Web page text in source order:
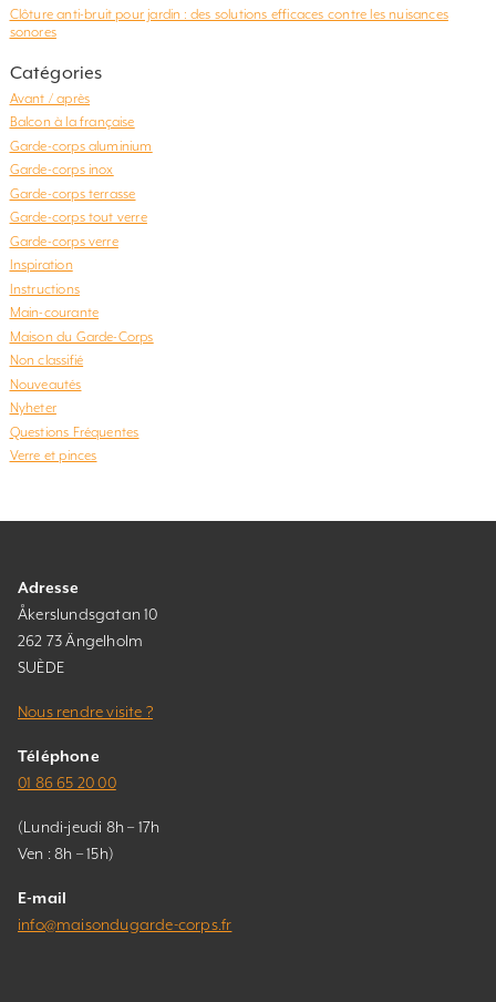
Clôture anti-bruit pour jardin : des solutions efficaces contre les nuisances
sonores
Catégories
Avant / après
Balcon à la française
Garde-corps aluminium
Garde-corps inox
Garde-corps terrasse
Garde-corps tout verre
Garde-corps verre
Inspiration
Instructions
Main-courante
Maison du Garde-Corps
Non classifié
Nouveautés
Nyheter
Questions Fréquentes
Verre et pinces
Adresse
Åkerslundsgatan 10
262 73 Ängelholm
SUÈDE
Nous rendre visite ?
Téléphone
01 86 65 20 00
(Lundi-jeudi 8h – 17h
Ven : 8h – 15h)
E-mail
info@maisondugarde-corps.fr